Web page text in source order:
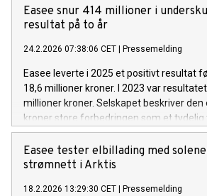
Easee snur 414 millioner i
resultat på to år
24.2.2026 07:38:06 CET | Pressemelding
Easee leverte i 2025 et positivt resultat
18,6 millioner kroner. I 2023 var
millioner kroner. Selskapet beskriver
kroner store forbedringen som et tydelig
Easee tester elbillading med
strømnett i Arktis
18.2.2026 13:29:30 CET | Pressemelding